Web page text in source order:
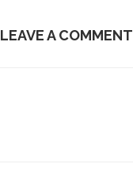
LEAVE A COMMENT